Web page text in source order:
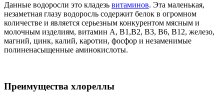
Данные водоросли это кладезь витаминов. Эта маленькая,
незаметная глазу водоросль содержит белок в огромном
количестве и является серьезным конкурентом мясным и
молочным изделиям, витамин А, В1,В2, В3, В6, В12, железо,
магний, цинк, калий, каротин, фосфор и незаменимые
полиненасыщенные аминокислоты.
Преимущества хлореллы